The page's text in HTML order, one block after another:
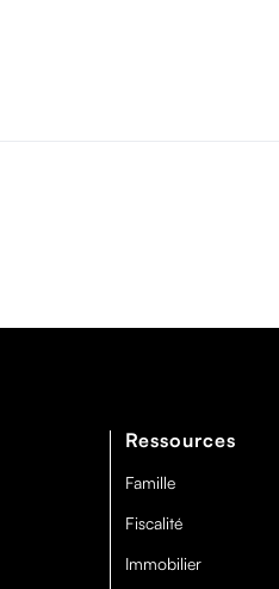
Ressources
Famille
Fiscalité
Immobilier